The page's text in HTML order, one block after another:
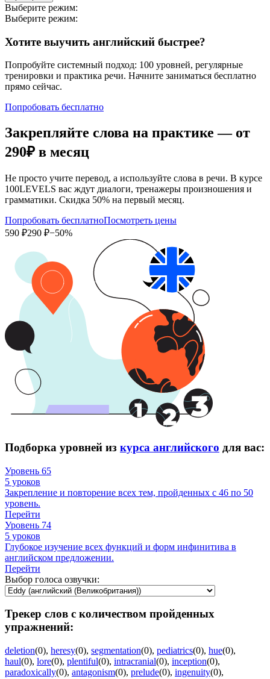
Выберите режим:
Выберите режим:
Хотите выучить английский быстрее?
Попробуйте системный подход: 100 уровней, регулярные
тренировки и практика речи. Начните заниматься бесплатно
прямо сейчас.
Попробовать бесплатно
Закрепляйте слова на практике — от
290₽ в месяц
Не просто учите перевод, а используйте слова в речи. В курсе
100LEVELS вас ждут диалоги, тренажеры произношения и
грамматики. Скидка 50% на первый месяц.
Попробовать бесплатноПосмотреть цены
590 ₽290 ₽−50%
Подборка уровней из курса английского для вас:
Уровень 65
5 уроков
Закрепление и повторение всех тем, пройденных с 46 по 50
уровень.
Перейти
Уровень 74
5 уроков
Глубокое изучение всех функций и форм инфинитива в
английском предложении.
Перейти
Выбор голоса озвучки:
Трекер слов с количеством пройденных
упражнений:
deletion(0), heresy(0), segmentation(0), pediatrics(0), hue(0),
haul(0), lore(0), plentiful(0), intracranial(0), inception(0),
paradoxically(0), antagonism(0), prelude(0), ingenuity(0),